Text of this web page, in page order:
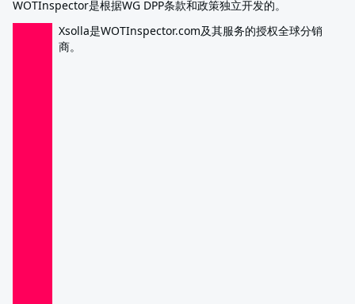
WOTInspector是根据WG DPP条款和政策独立开发的。
Xsolla是WOTInspector.com及其服务的授权全球分销
商。